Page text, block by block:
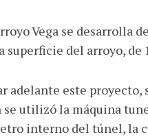
Vega se desarrolla
superficie del arroyo,
adelante este
utilizó la máquina
interno del túnel, la